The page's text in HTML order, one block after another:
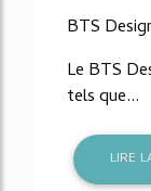
BTS
Le BTS
tels que...
LIRE